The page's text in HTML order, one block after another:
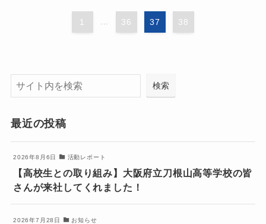
1 36 37 38
検索 検索
最近の投稿
2026年8月6日 活動レポート
【高校生との取り組み】大阪府立刀根山高等学校の皆
さんが来社してくれました！
2026年7月28日 お知らせ